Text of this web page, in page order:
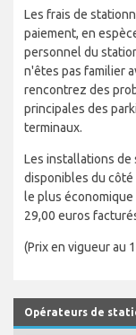
Les frais de
paiement, en
personnel du
n'êtes pas familier
rencontrez des
principales des
terminaux.
Les installations de
disponibles du
le plus
29,00 euros
(Prix en vigueur au
Opérateurs de